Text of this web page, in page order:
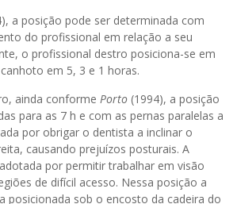
a posição pode ser determinada com
do profissional em relação a seu
o profissional destro posiciona-se em
em 5, 3 e 1 horas.
ainda conforme Porto (1994), a posição
para as 7 h e com as pernas paralelas a
por obrigar o dentista a inclinar o
causando prejuízos posturais. A
por permitir trabalhar em visão
de difícil acesso. Nessa posição a
posicionada sob o encosto da cadeira do